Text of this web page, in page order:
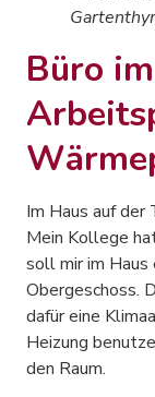
Büro
Im Haus auf der
Mein Kollege
soll mir im Haus
Obergeschoss.
dafür eine
Heizung
den Raum.